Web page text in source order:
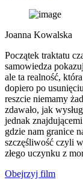
Joanna Kowalska
Początek traktatu
samowiedza
ale ta realność,
dopiero po
reszcie niemamy
zdawało, jak
jednak
gdzie nam granice
szczęśliwość czyli
złego uczynku z
Obejrzyj film